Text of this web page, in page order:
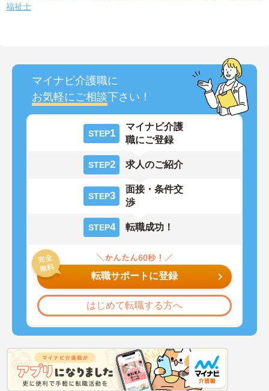
福祉士
マイナビ介護職に
お気軽にご相談下さい！
STEP1
マイナビ介護
職にご登録
STEP2 求人のご紹介
STEP3
面接・条件交
渉
STEP4 転職成功！
転職サポートに登録
はじめて転職する方へ